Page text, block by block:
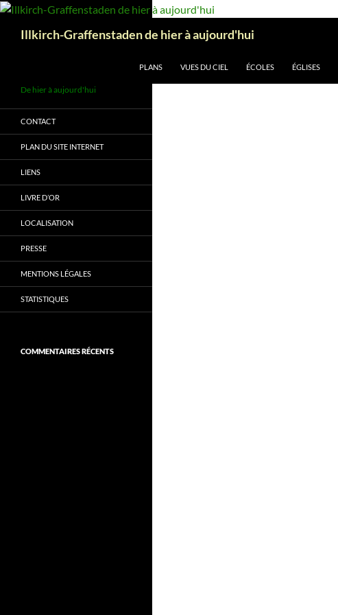
Aller
contenuIllkirch-Graffenstaden de hier à aujourd'hui
PLANS VUES DU CIEL ÉCOLES ÉGLISES
De hier à aujourd'hui
CONTACT
PLAN DU SITE INTERNET
LIENS
LIVRE D’OR
LOCALISATION
PRESSE
MENTIONS LÉGALES
STATISTIQUES
COMMENTAIRES RÉCENTS